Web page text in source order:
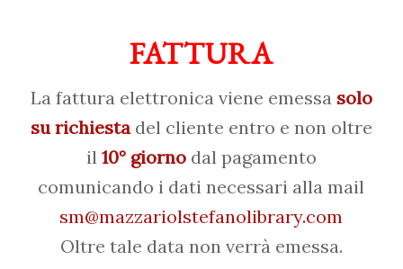
FATTURA
La fattura elettronica viene emessasolo
su richiestadel cliente entro e non oltre
il 10° giornodal pagamento
comunicando i dati necessari alla mail
sm@mazzariolstefanolibrary.com
Oltre tale data non verrà emessa.